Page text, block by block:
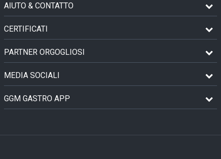
AIUTO & CONTATTO
CERTIFICATI
PARTNER ORGOGLIOSI
MEDIA SOCIALI
GGM GASTRO APP